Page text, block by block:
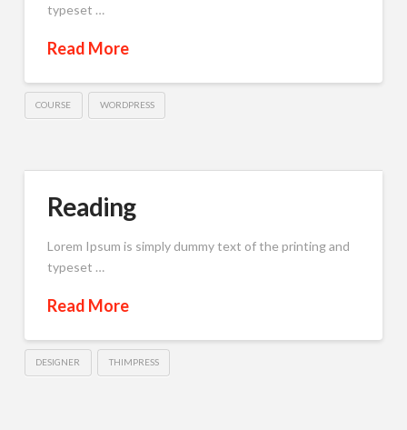
typeset …
Read More
COURSE WORDPRESS
Reading
Lorem Ipsum is simply dummy text of the printing and
typeset …
Read More
DESIGNER THIMPRESS